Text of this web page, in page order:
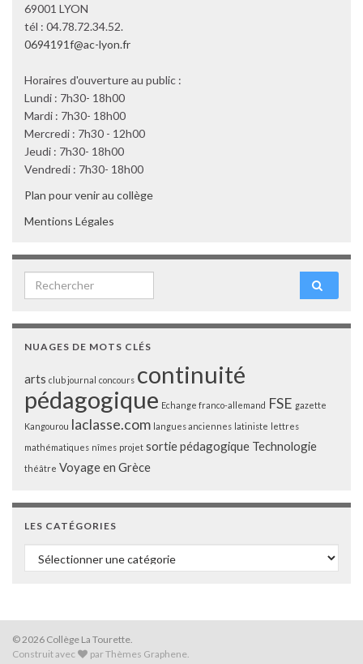
69001 LYON
tél : 04.78.72.34.52.
0694191f@ac-lyon.fr
Horaires d'ouverture au public :
Lundi : 7h30- 18h00
Mardi : 7h30- 18h00
Mercredi : 7h30 - 12h00
Jeudi : 7h30- 18h00
Vendredi : 7h30- 18h00
Plan pour venir au collège
Mentions Légales
Search for:
NUAGES DE MOTS CLÉS
arts club journal concours continuité
pédagogique Echange franco-allemand FSE gazette
Kangourou laclasse.com langues anciennes latiniste lettres
mathématiques nîmes projet sortie pédagogique Technologie
théâtre Voyage en Grèce
LES CATÉGORIES
Les catégories
© 2026 Collège La Tourette.
Construit avec
parThèmes Graphene